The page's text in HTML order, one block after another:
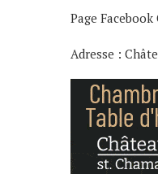
Page
Adresse :